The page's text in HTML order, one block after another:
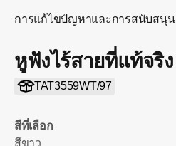
การแก้ไขปัญหาและการสนับสนุน
หูฟังไร้สายที่แท้จริง
TAT3559WT/97
สีที่เลือก
สีขาว